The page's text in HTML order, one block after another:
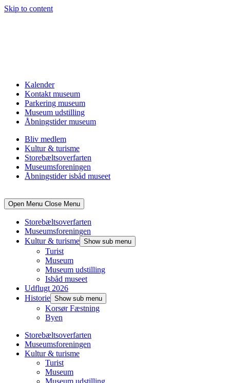
Skip to content
Kalender
Kontakt museum
Parkering museum
Museum udstilling
Åbningstider museum
Bliv medlem
Kultur & turisme
Storebæltsoverfarten
Museumsforeningen
Åbningstider isbåd museet
Open Menu Close Menu
Storebæltsoverfarten
Museumsforeningen
Kultur & turisme Show sub menu
Turist
Museum
Museum udstilling
Isbåd museet
Udflugt 2026
Historie Show sub menu
Korsør Fæstning
Byen
Storebæltsoverfarten
Museumsforeningen
Kultur & turisme
Turist
Museum
Museum udstilling